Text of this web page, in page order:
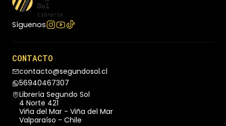
Síguenos
CONTACTO
contacto@segundosol.cl
56940467307
Librería Segundo Sol
4 Norte 421
Viña del Mar - Viña del Mar
Valparaíso - Chile